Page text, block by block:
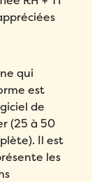
qui
est
de
(25 à 50
Il est
les